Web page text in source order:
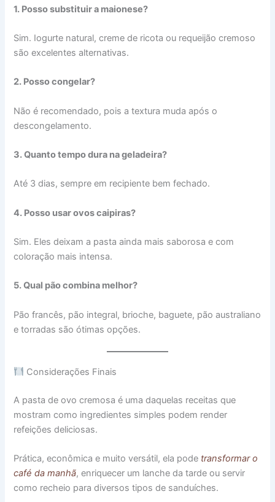
1. Posso substituir a maionese?
Sim. Iogurte natural, creme de ricota ou requeijão cremoso
são excelentes alternativas.
2. Posso congelar?
Não é recomendado, pois a textura muda após o
descongelamento.
3. Quanto tempo dura na geladeira?
Até 3 dias, sempre em recipiente bem fechado.
4. Posso usar ovos caipiras?
Sim. Eles deixam a pasta ainda mais saborosa e com
coloração mais intensa.
5. Qual pão combina melhor?
Pão francês, pão integral, brioche, baguete, pão australiano
e torradas são ótimas opções.
Considerações Finais
A pasta de ovo cremosa é uma daquelas receitas que
mostram como ingredientes simples podem render
refeições deliciosas.
Prática, econômica e muito versátil, ela pode transformar o
café da manhã, enriquecer um lanche da tarde ou servir
como recheio para diversos tipos de sanduíches.